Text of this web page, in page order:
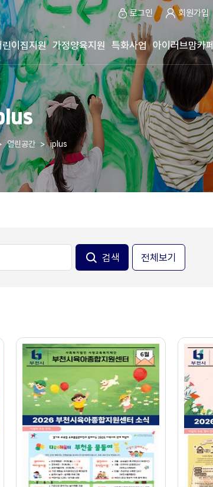
로그인 회원가입
린이집지원 가정양육지원 특화사업 아이러브맘카페
열린공간 iplus
전체보기